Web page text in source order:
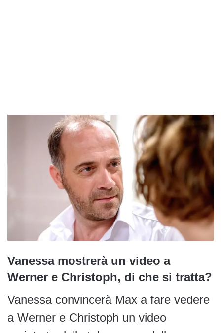
Vanessa mostrerà un video a
Werner e Christoph, di che si tratta?
Vanessa convincerà Max a fare vedere
a Werner e Christoph un video